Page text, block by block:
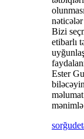
Bizi
etibarlı
Ester
sorğu